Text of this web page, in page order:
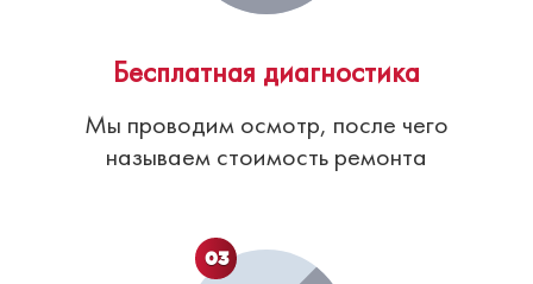
Бесплатная диагностика
Мы проводим осмотр, после чего
называем стоимость ремонта
03